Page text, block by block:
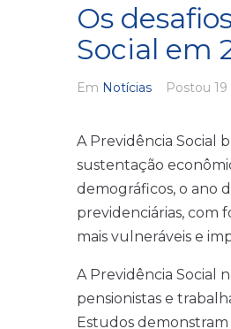
Os
Social em
Em Notícias Postou
A Previdência Social
sustentação
demográficos, o ano
previdenciárias, com
mais vulneráveis e
A Previdência Social
pensionistas e
Estudos